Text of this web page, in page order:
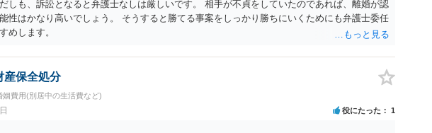
しも、訴訟となると弁護士なしは厳しいです。 相手が不貞をしていたのであれば、離婚が認
性はかなり高いでしょう。 そうすると勝てる事案をしっかり勝ちにいくためにも弁護士委任
めします。
産保全処分
姻費用(別居中の生活費など)
役にたった 1